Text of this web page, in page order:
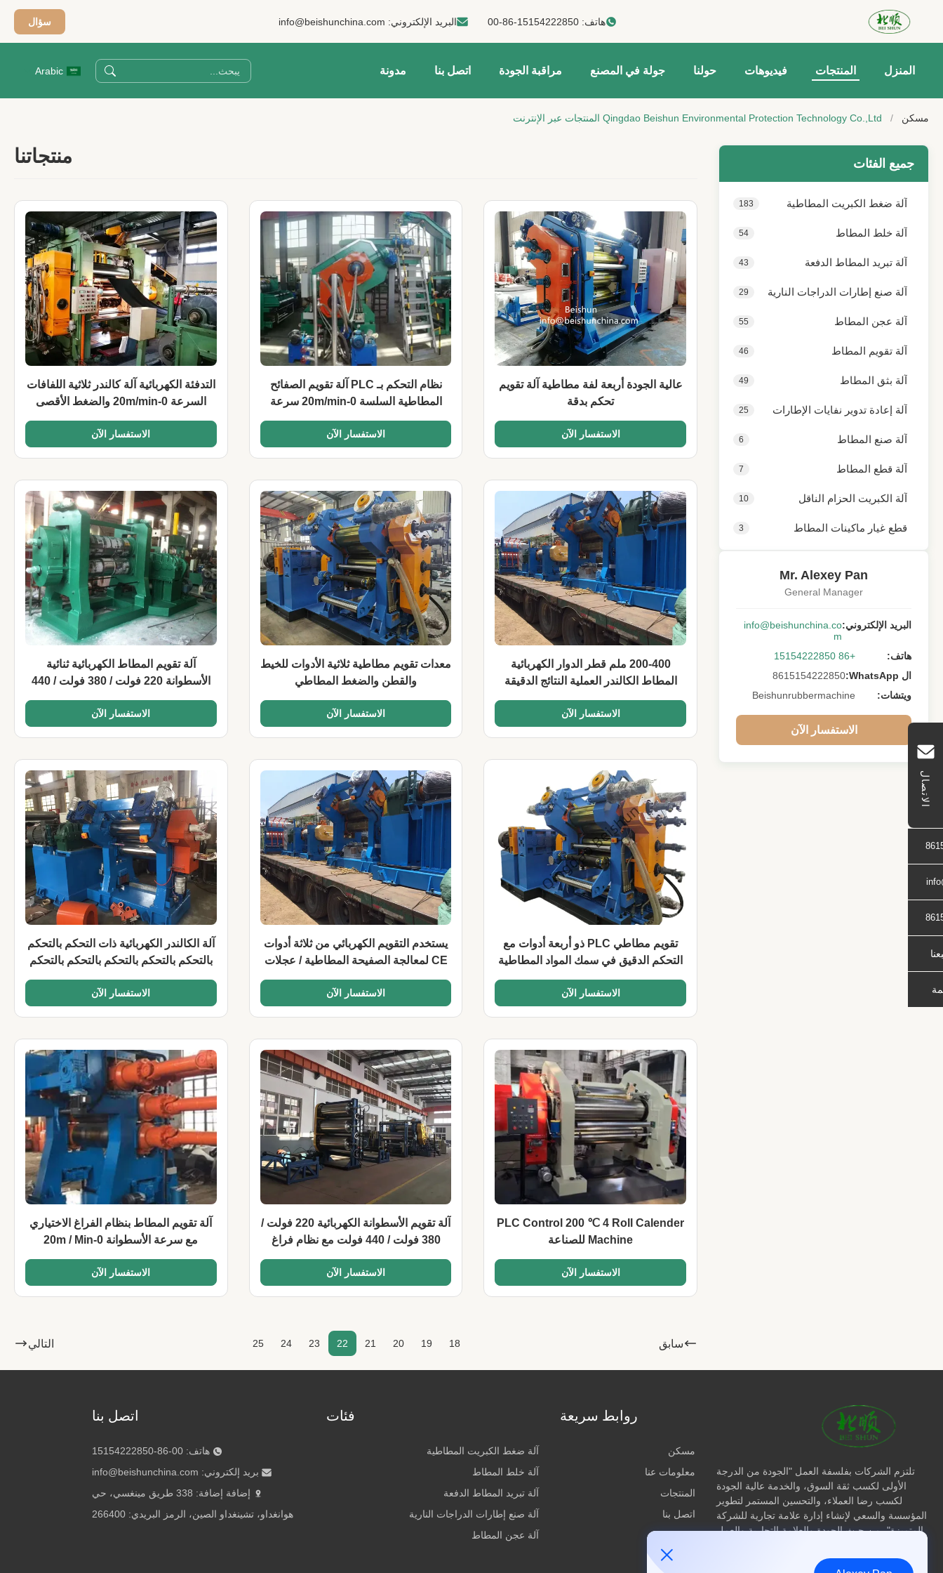
هاتف:00-86-15154222850 البريد الإلكتروني: info@beishunchina.com سؤال
المنزل المنتجات فيديوهات حولنا جولة في المصنع مراقبة الجودة اتصل بنا مدونة Arabic
الاتصال
مسكن / Qingdao Beishun Environmental Protection Technology Co.,Ltd المنتجات عبر الإنترنت
جميع الفئات
آلة ضغط الكبريت المطاطية 183
آلة خلط المطاط 54
آلة تبريد المطاط الدفعة 43
آلة صنع إطارات الدراجات النارية 29
آلة عجن المطاط 55
آلة تقويم المطاط 46
آلة بثق المطاط 49
آلة إعادة تدوير نفايات الإطارات 25
آلة صنع المطاط 6
آلة قطع المطاط 7
آلة الكبريت الحزام الناقل 10
قطع غيار ماكينات المطاط 3
Mr. Alexey Pan
General Manager
البريد الإلكتروني:info@beishunchina.co
m
هاتف:
+86 15154222850
ال WhatsApp:
8615154222850
ويتشات:
Beishunrubbermachine
الاستفسار الآن
منتجاتنا
عالية الجودة أربعة لفة مطاطية آلة تقويم
تحكم بدقة
الاستفسار الآن
نظام التحكم بـ PLC آلة تقويم الصفائح
المطاطية السلسة 0-20m/min سرعة
الدوار
الاستفسار الآن
التدفئة الكهربائية آلة كالندر ثلاثية اللفافات
السرعة 0-20m/min والضغط الأقصى
10MPa
الاستفسار الآن
200-400 ملم قطر الدوار الكهربائية
المطاط الكالندر العملية النتائج الدقيقة
الاستفسار الآن
معدات تقويم مطاطية ثلاثية الأدوات للخيط
والقطن والضغط المطاطي
الاستفسار الآن
آلة تقويم المطاط الكهربائية ثنائية
الأسطوانة 220 فولت / 380 فولت / 440
فولت
الاستفسار الآن
تقويم مطاطي PLC ذو أربعة أدوات مع
التحكم الدقيق في سمك المواد المطاطية
ونظام تبريد مستقر
الاستفسار الآن
يستخدم التقويم الكهربائي من ثلاثة أدوات
CE لمعالجة الصفيحة المطاطية / عجلات
العجلات 220V / 380V / 440V
الاستفسار الآن
آلة الكالندر الكهربائية ذات التحكم بالتحكم
بالتحكم بالتحكم بالتحكم بالتحكم بالتحكم
بالتحكم مع ضغط 10MPa لإنتاج المطاط
500-2000mm
الاستفسار الآن
PLC Control 200 ℃ 4 Roll Calender
Machine للصناعة
الاستفسار الآن
آلة تقويم الأسطوانة الكهربائية 220 فولت /
380 فولت / 440 فولت مع نظام فراغ
اختياري
الاستفسار الآن
آلة تقويم المطاط بنظام الفراغ الاختياري
مع سرعة الأسطوانة 0-20m / Min
الاستفسار الآن
سابق 18
19
20
21
22
23
24
25 التالي
تلتزم الشركات بفلسفة العمل "الجودة من الدرجة
الأولى لكسب ثقة السوق، والخدمة عالية الجودة
لكسب رضا العملاء، والتحسين المستمر لتطوير
المؤسسة والسعي لإنشاء إدارة علامة تجارية للشركة
المتميزة"، من حيث الجودة والعلامة التجارية والعمل
ستواصل شركة تشينغداو بييشون لتكنولوجيا حماية
روابط سريعة
مسكن
معلومات عنا
المنتجات
اتصل بنا
فئات
آلة ضغط الكبريت المطاطية
آلة خلط المطاط
آلة تبريد المطاط الدفعة
آلة صنع إطارات الدراجات النارية
آلة عجن المطاط
اتصل بنا
هاتف: 00-86-15154222850
بريد إلكتروني:
إضافة إضافة: 338 طريق مينغسي، حي
هوانغداو، تشينغداو الصين، الرمز البريدي: 266400